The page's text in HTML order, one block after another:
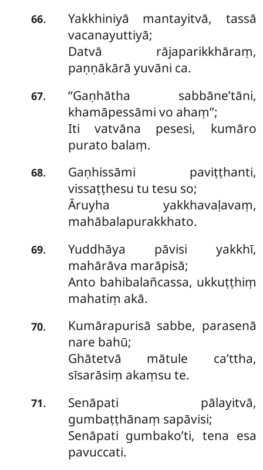
66.
Yakkhiniyā mantayitvā, tassā
vacanayuttiyā;
Datvā rājaparikkhāraṃ,
paṇṇākārā yuvāni ca.
67. ‘‘Gaṇhātha sabbāne’tāni,
khamāpessāmi vo ahaṃ’’;
Iti vatvāna pesesi, kumāro
purato balaṃ.
68.
Gaṇhissāmi paviṭṭhanti,
vissaṭṭhesu tu tesu so;
Āruyha yakkhavaḷavaṃ,
mahābalapurakkhato.
69.
Yuddhāya pāvisi yakkhī,
mahārāva marāpisā;
Anto bahibalañcassa, ukkuṭṭhiṃ
mahatiṃ akā.
70.
Kumārapurisā sabbe, parasenā
nare bahū;
Ghātetvā mātule ca’ttha,
sīsarāsiṃ akaṃsu te.
71.
Senāpati pālayitvā,
gumbaṭṭhānaṃ sapāvisi;
Senāpati gumbako’ti, tena esa
pavuccati.